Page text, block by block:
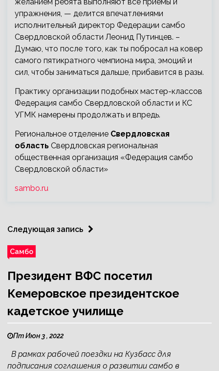
упражнения, — делится впечатлениями
исполнительный директор Федерации самбо
Свердловской области Леонид Путинцев. –
Думаю, что после того, как ты побросал на ковер
самого пятикратного чемпиона мира, эмоций и
сил, чтобы заниматься дальше, прибавится в разы.
Практику организации подобных мастер-классов
Федерация самбо Свердловской области и КС
УГМК намерены продолжать и впредь.
Региональное отделение Свердловская
область Свердловская региональная
общественная организация «Федерация самбо
Свердловской области»
sambo.ru
Следующая запись
Самбо
Президент ВФС посетил
Кемеровское президентское
кадетское училище
Пт Июн 3 , 2022
В рамках рабочей поездки на Кузбасс для
подписания соглашения о развитии самбо в